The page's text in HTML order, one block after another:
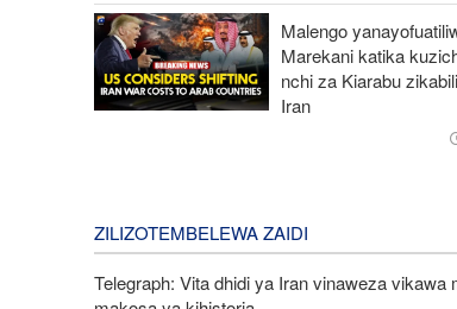
Malengo
Marekani katika
nchi za Kiarabu
Iran
ZILIZOTEMBELEWA ZAIDI
Telegraph: Vita dhidi ya Iran vinaweza vikawa